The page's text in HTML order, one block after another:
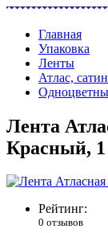
Главная
Упаковка
Ленты
Атлас, сатин
Лента
Красный,
Рейтинг:
0 отзывов